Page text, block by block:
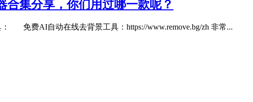
集分享，你们用过哪一款呢？
免费AI自动在线去背景工具：https://www.remove.bg/zh 非常...